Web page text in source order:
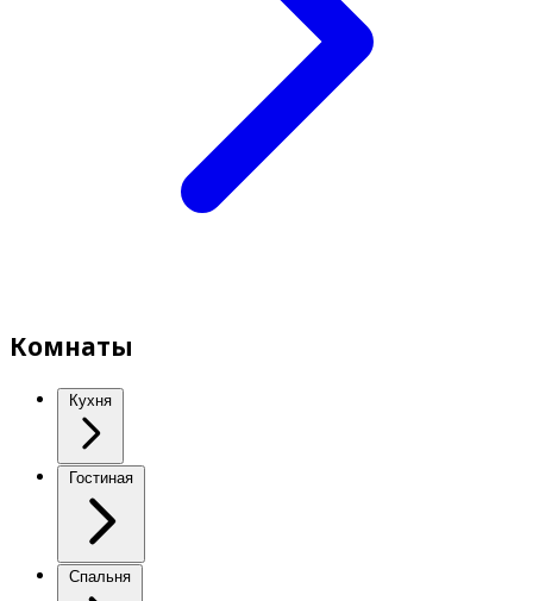
Комнаты
Кухня
Гостиная
Спальня